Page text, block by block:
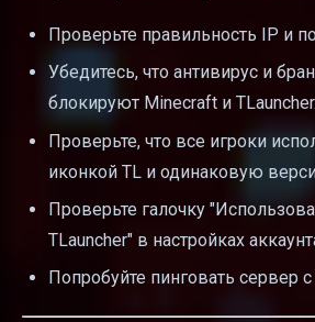
Проверьте правильность IP и
Убедитесь, что антивирус и
блокируют Minecraft и TLauncher.
Проверьте, что все игроки
иконкой TL и одинаковую
Проверьте галочку
TLauncher" в настройках
Попробуйте пинговать сервер с